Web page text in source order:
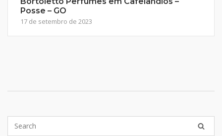
Posse – GO
17 de setembro de 2023